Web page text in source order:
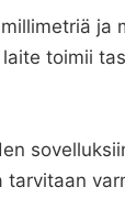
ja
toimii